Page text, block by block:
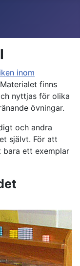
inom
finns
nyttjas för olika
övningar.
och andra
självt. För att
bara ett exemplar